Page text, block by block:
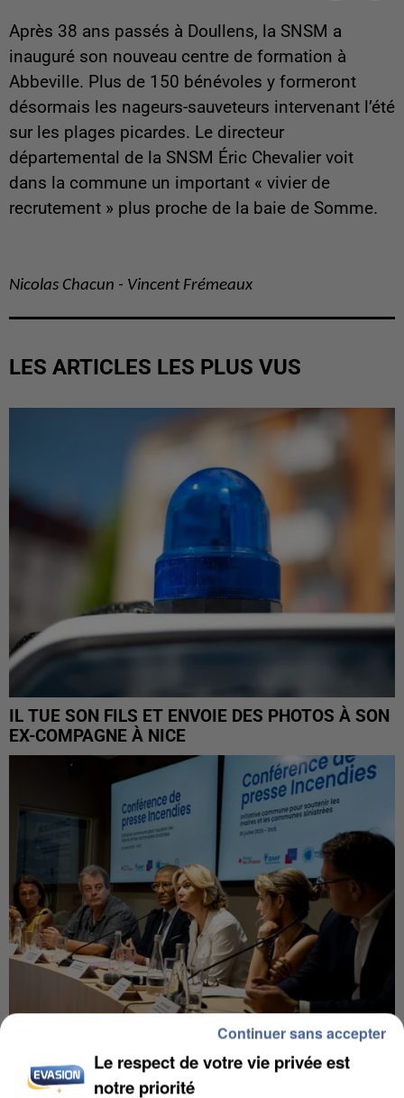
Après 38 ans passés à Doullens, la SNSM a
inauguré son nouveau centre de formation à
Abbeville. Plus de 150 bénévoles y formeront
désormais les nageurs-sauveteurs intervenant l’été
sur les plages picardes. Le directeur
départemental de la SNSM Éric Chevalier voit
dans la commune un important « vivier de
recrutement » plus proche de la baie de Somme.
Nicolas Chacun - Vincent Frémeaux
LES ARTICLES LES PLUS VUS
IL TUE SON FILS ET ENVOIE DES PHOTOS À SON
EX-COMPAGNE À NICE
INCENDIES : L’ÎLE-DE-FRANCE LANCE UN ÉLAN
DE SOLIDARITÉ AVEC LES...
Le respect de votre vie privée est
notre priorité
Continuer sans accepter